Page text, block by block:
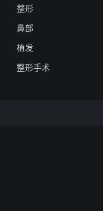
整形
鼻部
植发
整形手术